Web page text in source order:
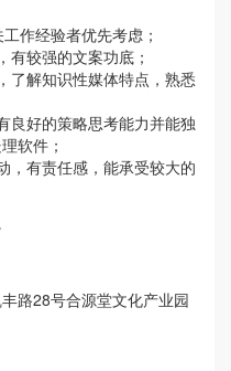
作经验者优先考虑；
有较强的文案功底；
了解知识性媒体特点，熟悉
良好的策略思考能力并能独
软件；
，有责任感，能承受较大的
路28号合源堂文化产业园